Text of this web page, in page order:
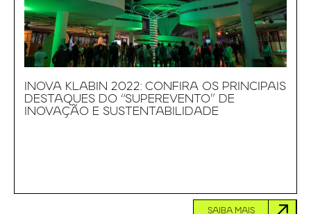
INOVA KLABIN 2022: CONFIRA OS PRINCIPAIS
DESTAQUES DO “SUPEREVENTO” DE
INOVAÇÃO E SUSTENTABILIDADE
SAIBA MAIS